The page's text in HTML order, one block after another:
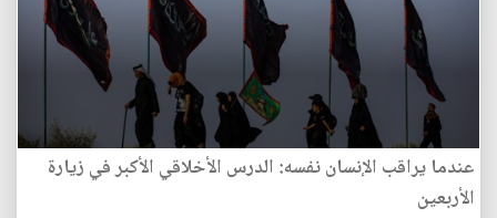
عندما يراقب الإنسان نفسه: الدرس الأخلاقي الأكبر في زيارة
الأربعين